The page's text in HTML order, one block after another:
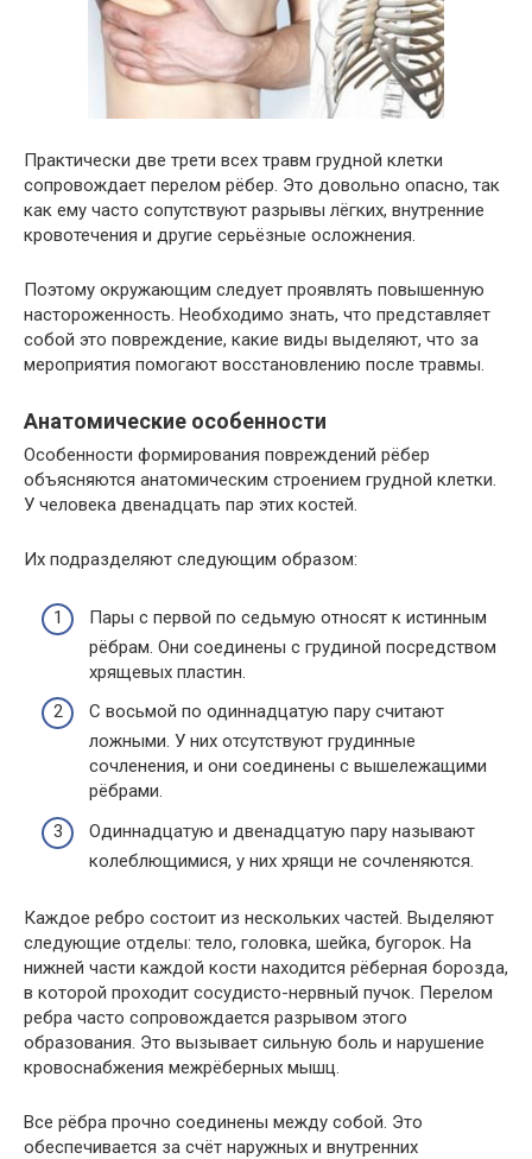
Практически две трети всех травм грудной клетки
сопровождает перелом рёбер. Это довольно опасно, так
как ему часто сопутствуют разрывы лёгких, внутренние
кровотечения и другие серьёзные осложнения.
Поэтому окружающим следует проявлять повышенную
настороженность. Необходимо знать, что представляет
собой это повреждение, какие виды выделяют, что за
мероприятия помогают восстановлению после травмы.
Анатомические особенности
Особенности формирования повреждений рёбер
объясняются анатомическим строением грудной клетки.
У человека двенадцать пар этих костей.
Их подразделяют следующим образом:
Пары с первой по седьмую относят к истинным
рёбрам. Они соединены с грудиной посредством
хрящевых пластин.
С восьмой по одиннадцатую пару считают
ложными. У них отсутствуют грудинные
сочленения, и они соединены с вышележащими
рёбрами.
Одиннадцатую и двенадцатую пару называют
колеблющимися, у них хрящи не сочленяются.
Каждое ребро состоит из нескольких частей. Выделяют
следующие отделы: тело, головка, шейка, бугорок. На
нижней части каждой кости находится рёберная борозда,
в которой проходит сосудисто-нервный пучок. Перелом
ребра часто сопровождается разрывом этого
образования. Это вызывает сильную боль и нарушение
кровоснабжения межрёберных мышц.
Все рёбра прочно соединены между собой. Это
обеспечивается за счёт наружных и внутренних